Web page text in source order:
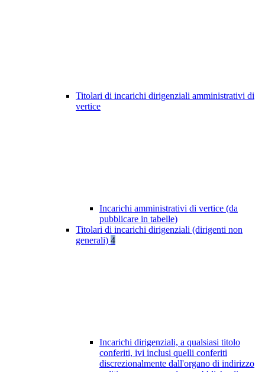
Titolari di incarichi dirigenziali amministrativi di
vertice
Incarichi amministrativi di vertice (da
pubblicare in tabelle)
Titolari di incarichi dirigenziali (dirigenti non
generali) 4
Incarichi dirigenziali, a qualsiasi titolo
conferiti, ivi inclusi quelli conferiti
discrezionalmente dall'organo di indirizzo